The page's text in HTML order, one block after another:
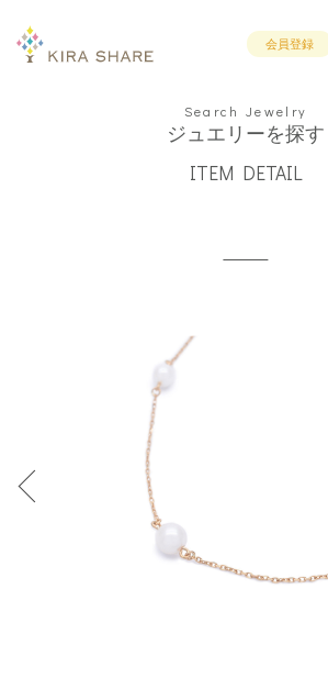
会員登録
Search Jewelry
ジュエリーを探す
ITEM DETAIL